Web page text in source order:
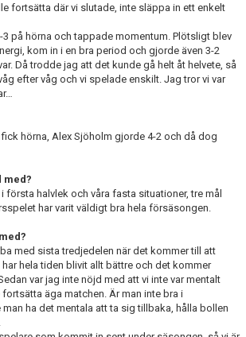
fortsätta där vi slutade, inte släppa in ett enkelt
3 på hörna och tappade momentum. Plötsligt blev
kom in i en bra period och gjorde även 3-2
Då trodde jag att det kunde gå helt åt helvete, så
efter våg och vi spelade enskilt. Jag tror vi var
hörna, Alex Sjöholm gjorde 4-2 och då dog
med?
första halvlek och våra fasta situationer, tre mål
har varit väldigt bra hela försäsongen.
med sista tredjedelen när det kommer till att
hela tiden blivit allt bättre och det kommer
var jag inte nöjd med att vi inte var mentalt
äga matchen. Är man inte bra i
ha det mentala att ta sig tillbaka, hålla bollen